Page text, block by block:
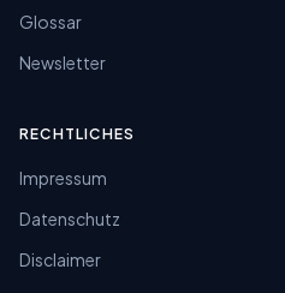
Glossar
Newsletter
RECHTLICHES
Impressum
Datenschutz
Disclaimer